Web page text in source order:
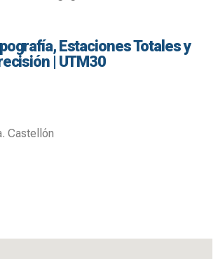
Estaciones Totales y
| UTM30
Castellón